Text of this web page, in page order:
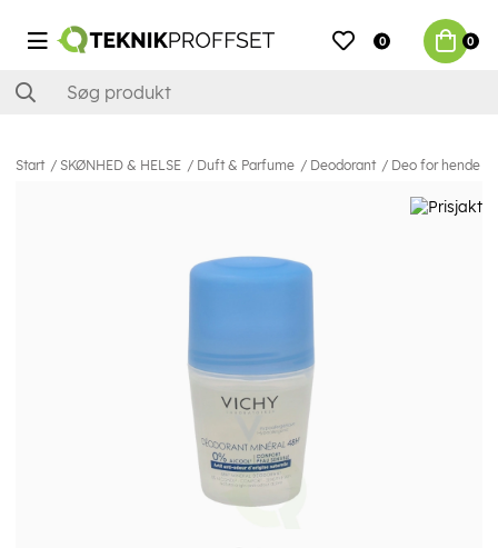
0 0
Start SKØNHED & HELSE Duft & Parfume Deodorant Deo for hende